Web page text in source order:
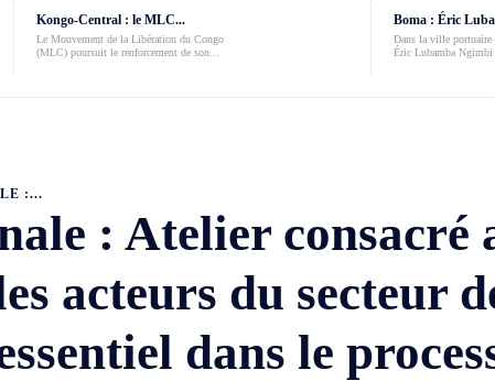
Kongo-Central : le MLC...
Le Mouvement de la Libération du Congo
(MLC) poursuit le renforcement de son...
Boma : Éric
Dans la ville portuaire
Éric Lubamba Ngimbi
:...
: Atelier consacré
acteurs du secteur
dans le